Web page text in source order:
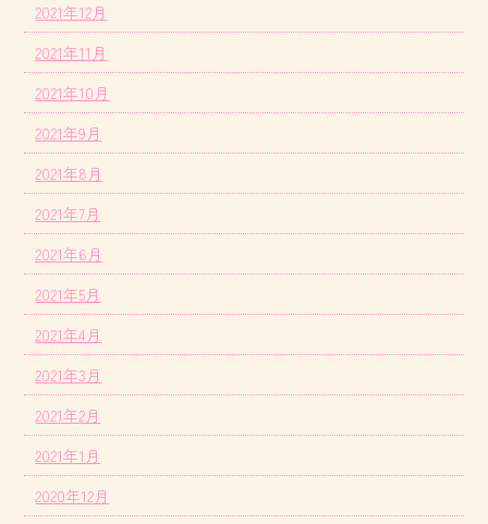
2021年12月
2021年11月
2021年10月
2021年9月
2021年8月
2021年7月
2021年6月
2021年5月
2021年4月
2021年3月
2021年2月
2021年1月
2020年12月